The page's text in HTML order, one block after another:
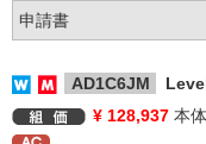
AD1C6JM
¥ 128,937 本